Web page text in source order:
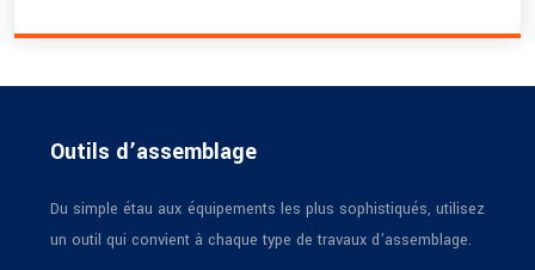
Outils d’assemblage
Du simple étau aux équipements les plus sophistiqués, utilisez
un outil qui convient à chaque type de travaux d’assemblage.